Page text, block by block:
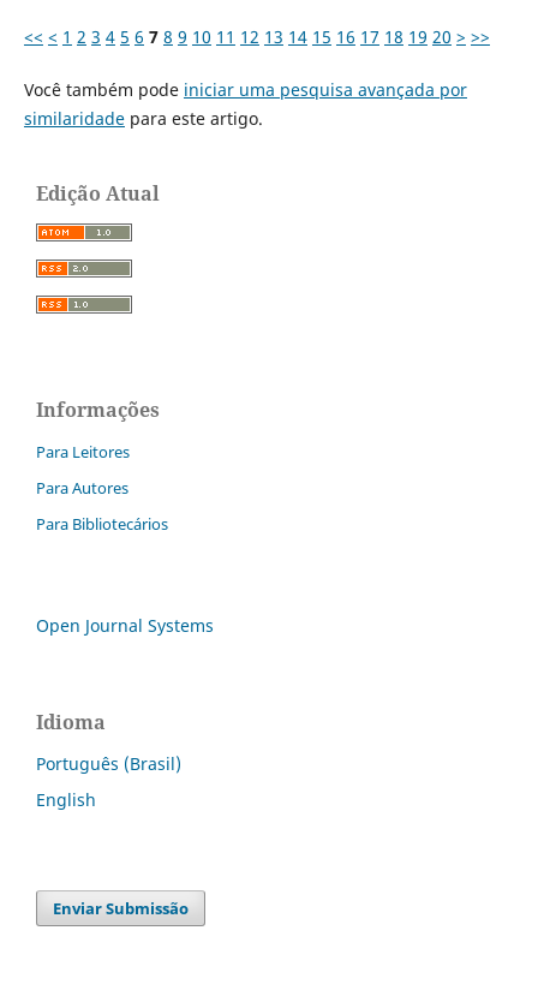
<< < 1 2 3 4 5 6 7 8 9 10 11 12 13 14 15 16 17 18 19 20 > >>
Você também pode iniciar uma pesquisa avançada por
similaridadepara este artigo.
Edição Atual
Informações
Para Leitores
Para Autores
Para Bibliotecários
Open Journal Systems
Idioma
Português (Brasil)
English
Enviar Submissão